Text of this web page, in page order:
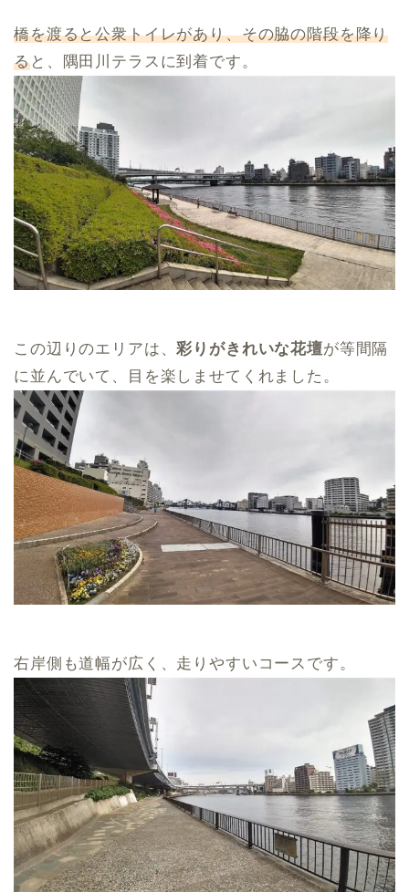
橋を渡ると公衆トイレがあり、その脇の階段を降り
ると、隅田川テラスに到着です。
この辺りのエリアは、彩りがきれいな花壇が等間隔
に並んでいて、目を楽しませてくれました。
右岸側も道幅が広く、走りやすいコースです。